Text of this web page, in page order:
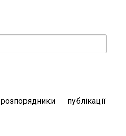
розпорядники
публікації